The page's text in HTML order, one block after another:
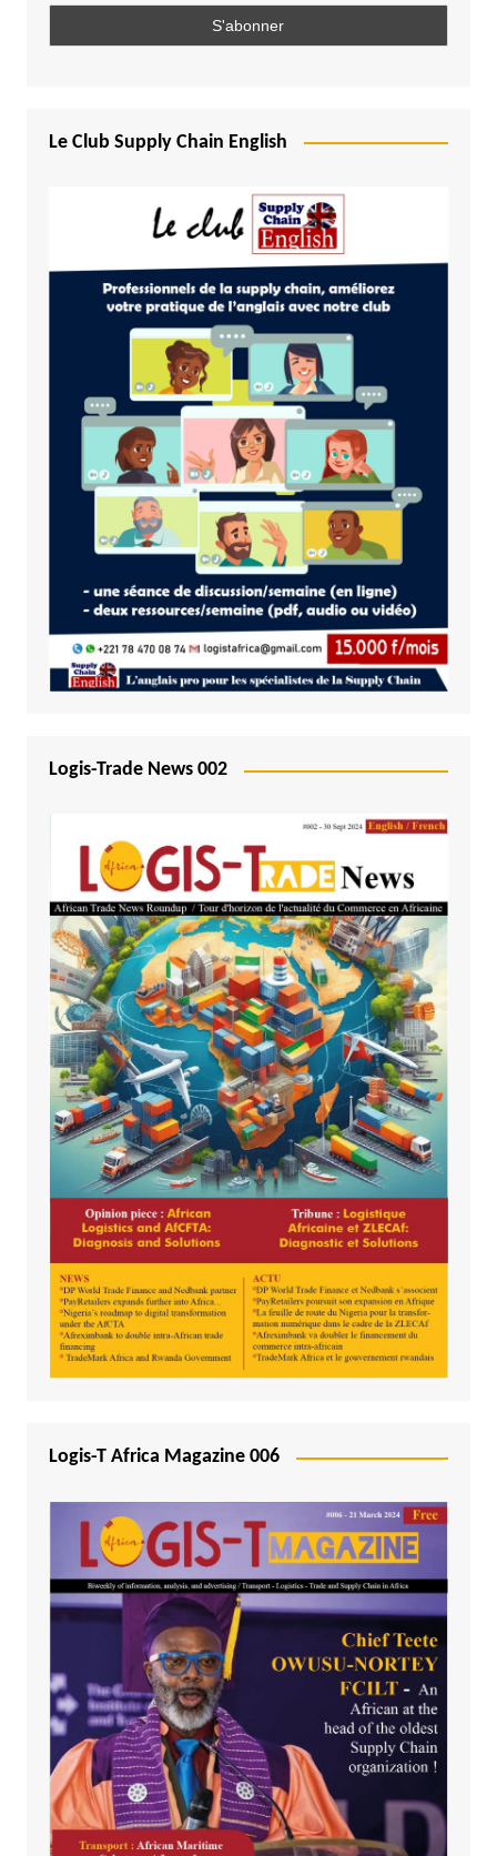
Le Club Supply Chain English
Logis-Trade News 002
Logis-T Africa Magazine 006